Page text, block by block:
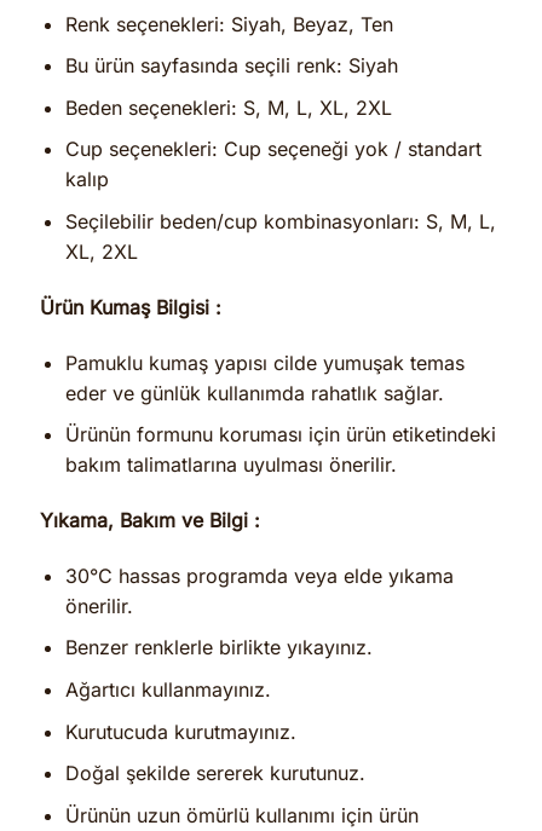
Renk seçenekleri: Siyah, Beyaz, Ten
Bu ürün sayfasında seçili renk: Siyah
Beden seçenekleri: S, M, L, XL, 2XL
Cup seçenekleri: Cup seçeneği yok / standart
kalıp
Seçilebilir beden/cup kombinasyonları: S, M, L,
XL, 2XL
Ürün Kumaş Bilgisi :
Pamuklu kumaş yapısı cilde yumuşak temas
eder ve günlük kullanımda rahatlık sağlar.
Ürünün formunu koruması için ürün etiketindeki
bakım talimatlarına uyulması önerilir.
Yıkama, Bakım ve Bilgi :
30°C hassas programda veya elde yıkama
önerilir.
Benzer renklerle birlikte yıkayınız.
Ağartıcı kullanmayınız.
Kurutucuda kurutmayınız.
Doğal şekilde sererek kurutunuz.
Ürünün uzun ömürlü kullanımı için ürün